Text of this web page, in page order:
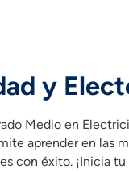
y
Medio en
aprender en las
con éxito. ¡Inicia